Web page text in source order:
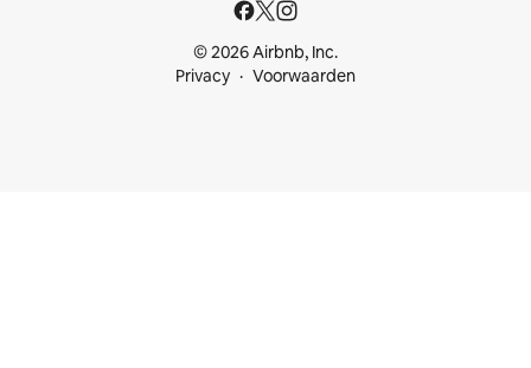
© 2026 Airbnb, Inc.
Privacy
Voorwaarden